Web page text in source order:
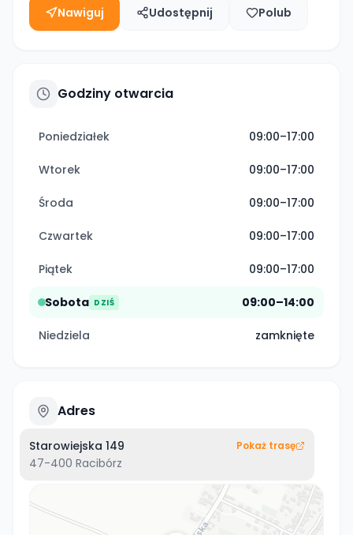
Nawiguj Udostępnij Polub
Godziny otwarcia
Poniedziałek 09:00–17:00
Wtorek 09:00–17:00
Środa 09:00–17:00
Czwartek 09:00–17:00
Piątek 09:00–17:00
Sobota DZIŚ 09:00–14:00
Niedziela zamknięte
Adres
Starowiejska 149
47-400 Racibórz
Pokaż trasę